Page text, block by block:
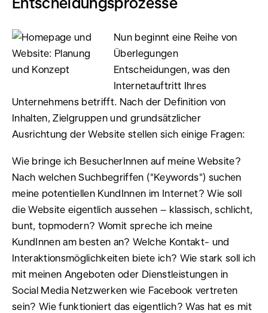
Nun beginnt eine Reihe von
Überlegungen
Entscheidungen, was den
Internetauftritt Ihres
Unternehmens betrifft. Nach der Definition von
Inhalten, Zielgruppen und grundsätzlicher
Ausrichtung der Website stellen sich einige Fragen:
Wie bringe ich BesucherInnen auf meine Website?
Nach welchen Suchbegriffen ("Keywords") suchen
meine potentiellen KundInnen im Internet? Wie soll
die Website eigentlich aussehen – klassisch, schlicht,
bunt, topmodern? Womit spreche ich meine
KundInnen am besten an? Welche Kontakt- und
Interaktionsmöglichkeiten biete ich? Wie stark soll ich
mit meinen Angeboten oder Dienstleistungen in
Social Media Netzwerken wie Facebook vertreten
sein? Wie funktioniert das eigentlich? Was hat es mit